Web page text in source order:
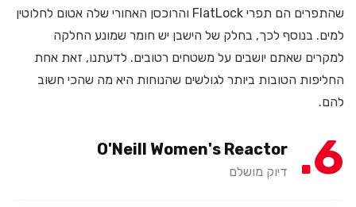
שהתפרים הם תפרי FlatLock והרוכסן האחורי שלה אטום לחלוטין
למים. בנוסף לכך, בחלק של הישבן יש חומר שמונע החלקה
למקרים שאתם יושבים על משטחים רטובים. לדעתנו, זאת אחת
החליפות הטובות ביותר לגולשים שהנוחות היא מה שהכי חשוב
להם.
6
O'Neill Women's Reactor
דיוק מושלם